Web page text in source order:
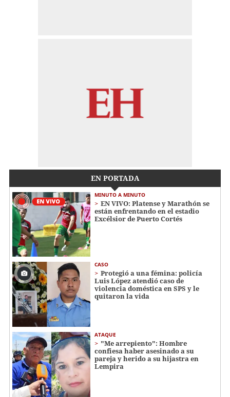
EN PORTADA
MINUTO A MINUTO
EN VIVO: Platense y Marathón se
están enfrentando en el estadio
Excélsior de Puerto Cortés
CASO
Protegió a una fémina: policía
Luis López atendió caso de
violencia doméstica en SPS y le
quitaron la vida
ATAQUE
"Me arrepiento": Hombre
confiesa haber asesinado a su
pareja y herido a su hijastra en
Lempira